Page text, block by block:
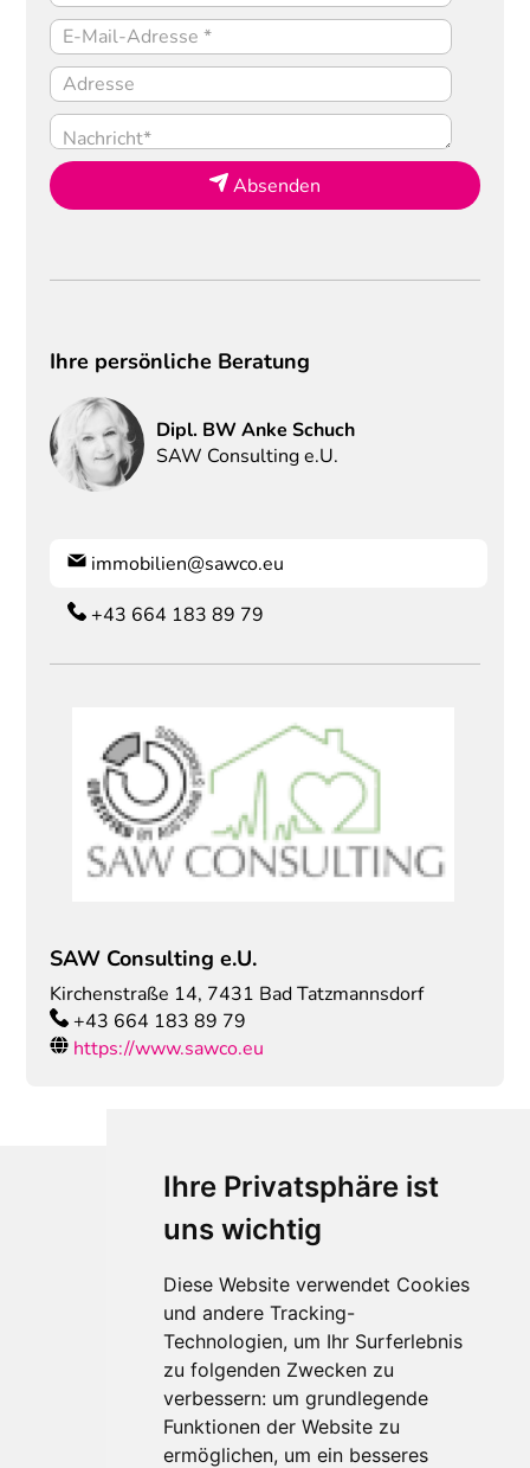
Ihre Privatsphäre ist
uns wichtig
Diese Website verwendet Cookies
und andere Tracking-
Technologien, um Ihr Surferlebnis
zu folgenden Zwecken zu
verbessern: um grundlegende
Funktionen der Website zu
ermöglichen, um ein besseres
Absenden
Ihre persönliche Beratung
Dipl. BW Anke Schuch
SAW Consulting e.U.
immobilien@sawco.eu
+43 664 183 89 79
SAW Consulting e.U.
Kirchenstraße 14, 7431 Bad Tatzmannsdorf
+43 664 183 89 79
https://www.sawco.eu
Für Makler:innen
Über Uns
Vorteile